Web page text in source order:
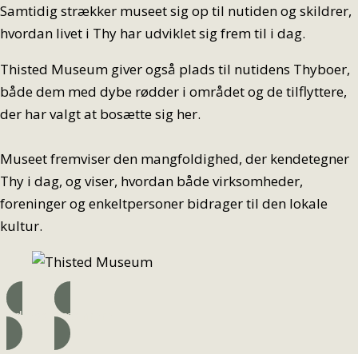
Samtidig strækker museet sig op til nutiden og skildrer,
hvordan livet i Thy har udviklet sig frem til i dag.
Thisted Museum giver også plads til nutidens Thyboer,
både dem med dybe rødder i området og de tilflyttere,
der har valgt at bosætte sig her.
Museet fremviser den mangfoldighed, der kendetegner
Thy i dag, og viser, hvordan både virksomheder,
foreninger og enkeltpersoner bidrager til den lokale
kultur.
Adresse Læs mere